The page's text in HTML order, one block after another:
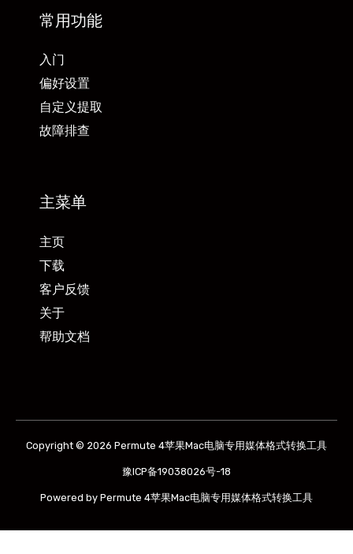
常用功能
入门
偏好设置
自定义提取
故障排查
主菜单
主页
下载
客户反馈
关于
帮助文档
Copyright © 2026 Permute 4苹果Mac电脑专用媒体格式转换工具
豫ICP备19038026号-18
Powered by Permute 4苹果Mac电脑专用媒体格式转换工具